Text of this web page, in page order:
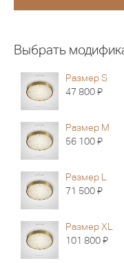
Выбрать
Размер S
47 800Я
Размер M
56 100Я
Размер L
71 500Я
Размер XL
101 800Я